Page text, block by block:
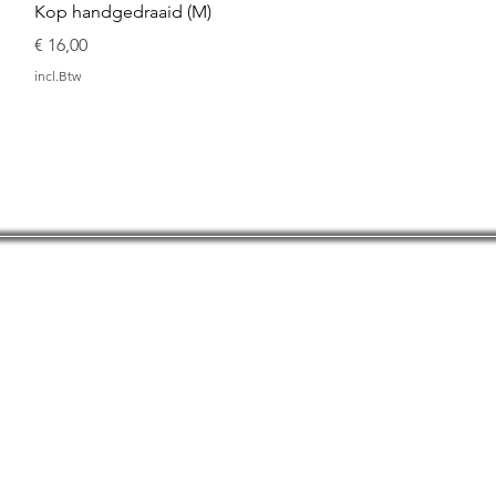
Snel overzicht
Kop handgedraaid (M)
Prijs
€ 16,00
incl.Btw